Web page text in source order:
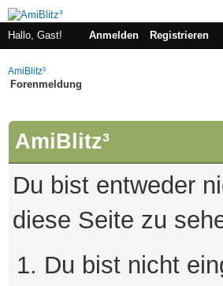
Hallo, Gast! Anmelden Registrieren
AmiBlitz³
Forenmeldung
AmiBlitz³
Du bist entweder
diese Seite zu
Du bist nicht